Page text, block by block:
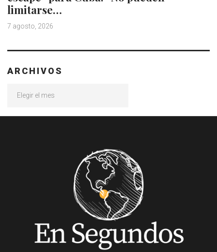
limitarse…
7 agosto, 2026
ARCHIVOS